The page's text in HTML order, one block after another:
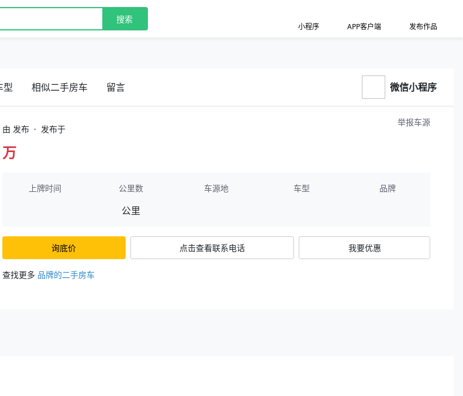
搜索
小程序 APP客户端 发布作品
型 相似二手房车 留言 微信小程序
举报车源
由 发布 · 发布于
万
上牌时间 公里数
公里
车源地 车型 品牌
询底价 点击查看联系电话 我要优惠
查找更多 品牌的二手房车